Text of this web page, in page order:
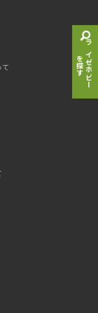
ライゼホビー
を探す